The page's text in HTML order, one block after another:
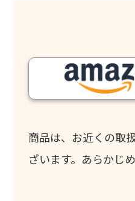
商品は、お近くの取
ざいます。あらかじ